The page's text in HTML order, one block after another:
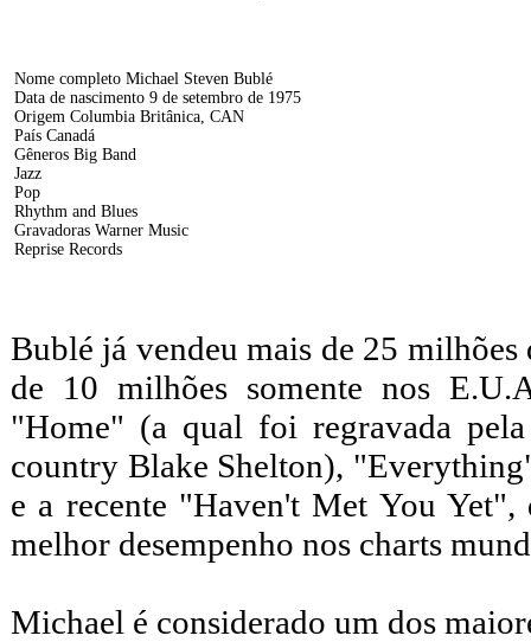
Nome completo Michael Steven Bublé
Data de nascimento 9 de setembro de 1975
Origem Columbia Britânica, CAN
País Canadá
Gêneros Big Band
Jazz
Pop
Rhythm and Blues
Gravadoras Warner Music
Reprise Records
Bublé já vendeu mais de 25
de 10 milhões somente nos
"Home" (a qual foi regravada
country Blake Shelton),
e a recente "Haven't Met You
melhor desempenho nos charts
Michael é considerado um dos